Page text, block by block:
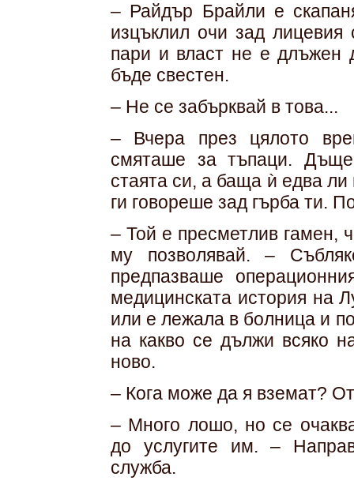
– Райдър Брайли е
изцъклил очи зад
пари и власт не е длъжен
бъде свестен.
– Не се забърквай в това...
– Вчера през цялото
смяташе за тъпаци.
стаята си, а баща ѝ едва
ги говореше зад гърба ти.
– Той е пресметлив гамен,
му позволявай. –
предпазваше
медицинската история на
или е лежала в болница и
на какво се дължи всяко
ново.
– Кога може да я вземат?
– Много лошо, но се
до услугите им. –
служба.